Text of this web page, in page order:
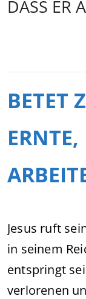
DASS ER
BETET
ERNTE,
Jesus ruft
in seinem
entspringt
verlorenen